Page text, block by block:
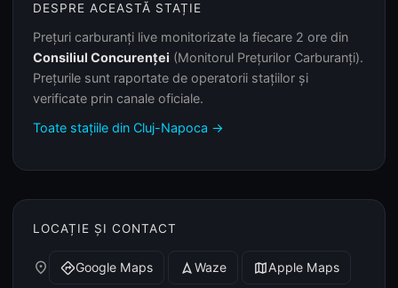
DESPRE ACEASTĂ STAȚIE
Prețuri carburanți live monitorizate la fiecare 2 ore din
Consiliul Concurenței (Monitorul Prețurilor Carburanți).
Prețurile sunt raportate de operatorii stațiilor și
verificate prin canale oficiale.
Toate stațiile din Cluj-Napoca →
LOCAȚIE ȘI CONTACT
place directionsGoogle Maps navigation Waze mapApple Maps